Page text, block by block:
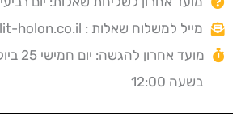
מייל למשלוח שאלות : matan@calcalit-holon.co.il.
מועד אחרון להגשה: יום חמישי 25 ביולי 2024
בשעה 12:00